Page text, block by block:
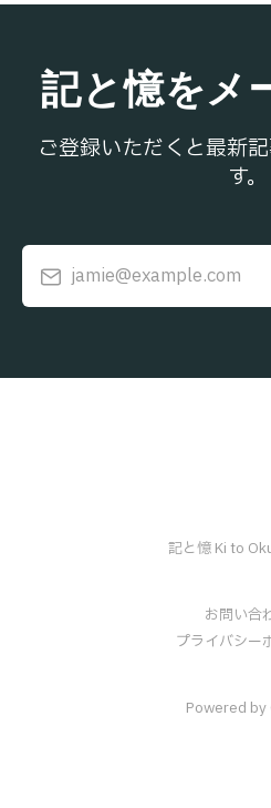
記と憶をメ
ご登録いただくと最新
す。
jamie@example.com
記と憶 Ki to
お問い合
プライバシー
Powered by